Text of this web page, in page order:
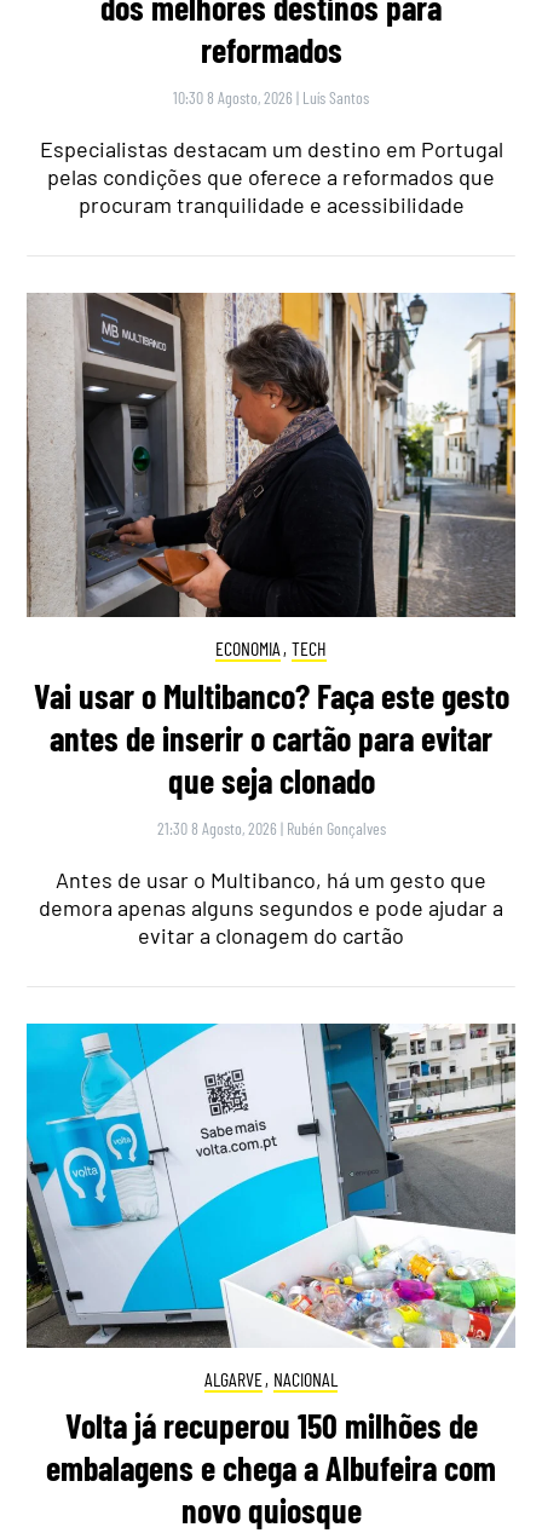
reformados
10:30 8 Agosto, 2026 | Luís Santos
Especialistas destacam um destino em Portugal
pelas condições que oferece a reformados que
procuram tranquilidade e acessibilidade
ECONOMIA , TECH
Vai usar o Multibanco? Faça este gesto
antes de inserir o cartão para evitar
que seja clonado
21:30 8 Agosto, 2026 | Rubén Gonçalves
Antes de usar o Multibanco, há um gesto que
demora apenas alguns segundos e pode ajudar a
evitar a clonagem do cartão
ALGARVE, NACIONAL
Volta já recuperou 150 milhões de
embalagens e chega a Albufeira com
novo quiosque